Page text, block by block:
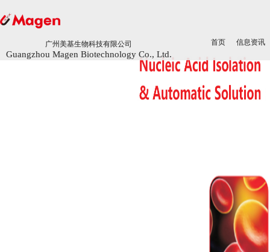
广州美基生物科技有限公司
Guangzhou Magen Biotechnology Co., Ltd.
首页 信息资讯
广州美基生物科技有限公司
Guangzhou Magen Biotechnology Co., Ltd.
首页 信息资讯